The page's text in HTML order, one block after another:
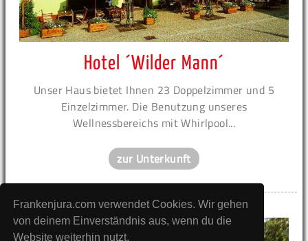
Frankenjura.com verwendet Cookies. Wir gehen
von deinem Einverständnis aus, wenn du die
Website weiterhin nutzt.
Hotel ´Wilder Mann´
Unser Haus bietet Ihnen 23 Doppelzimmer und 5
Einzelzimmer. Die Benutzung unseres
Wellnessbereichs mit Whirlpool...
zur Unterkunft
Anzeige